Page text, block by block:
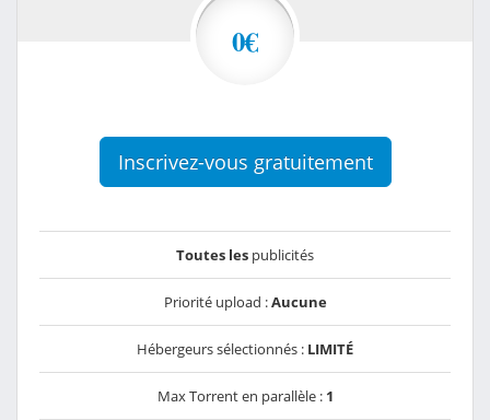
0€
Inscrivez-vous gratuitement
Toutes les publicités
Priorité upload :Aucune
Hébergeurs sélectionnés : LIMITÉ
Max Torrent en parallèle : 1